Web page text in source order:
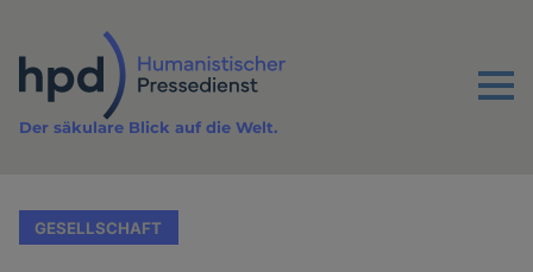
Inhalt
Menu
Der säkulare Blick auf die Welt.
GESELLSCHAFT